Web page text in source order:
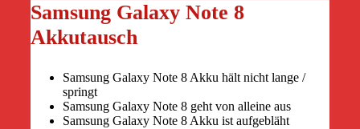
Samsung Galaxy Note 8
Akkutausch
Samsung Galaxy Note 8 Akku hält nicht lange /
springt
Samsung Galaxy Note 8 geht von alleine aus
Samsung Galaxy Note 8 Akku ist aufgebläht